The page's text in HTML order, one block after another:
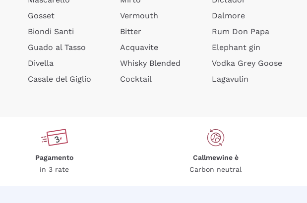
Gosset
Biondi Santi
Guado al Tasso
Divella
Casale del Giglio
Vermouth
Bitter
Acquavite
Whisky Blended
Cocktail
Dalmore
Rum Don Papa
Elephant gin
Vodka Grey Goose
Lagavulin
Pagamento
in 3 rate
Callmewine è
Carbon neutral